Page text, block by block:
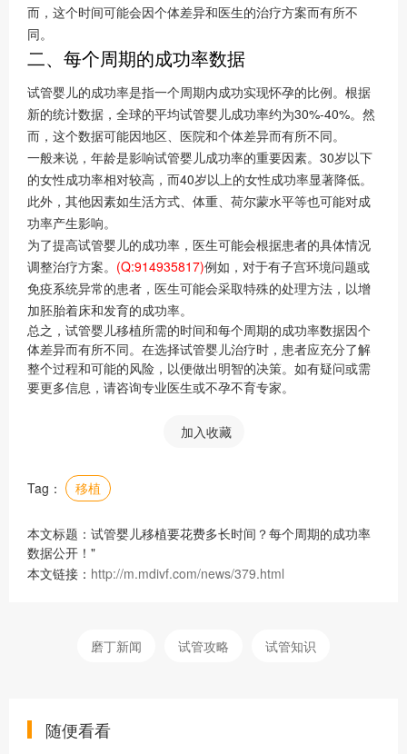
而，这个时间可能会因个体差异和医生的治疗方案而有所不
同。
二、每个周期的成功率数据
试管婴儿的成功率是指一个周期内成功实现怀孕的比例。根据
新的统计数据，全球的平均试管婴儿成功率约为30%-40%。然
而，这个数据可能因地区、医院和个体差异而有所不同。
一般来说，年龄是影响试管婴儿成功率的重要因素。30岁以下
的女性成功率相对较高，而40岁以上的女性成功率显著降低。
此外，其他因素如生活方式、体重、荷尔蒙水平等也可能对成
功率产生影响。
为了提高试管婴儿的成功率，医生可能会根据患者的具体情况
调整治疗方案。 (Q:914935817)例如，对于有子宫环境问题或
免疫系统异常的患者，医生可能会采取特殊的处理方法，以增
加胚胎着床和发育的成功率。
总之，试管婴儿移植所需的时间和每个周期的成功率数据因个
体差异而有所不同。在选择试管婴儿治疗时，患者应充分了解
整个过程和可能的风险，以便做出明智的决策。如有疑问或需
要更多信息，请咨询专业医生或不孕不育专家。
加入收藏
Tag： 移植
本文标题：试管婴儿移植要花费多长时间？每个周期的成功率
数据公开！"
本文链接： http://m.mdivf.com/news/379.html
磨丁新闻 试管攻略 试管知识
随便看看